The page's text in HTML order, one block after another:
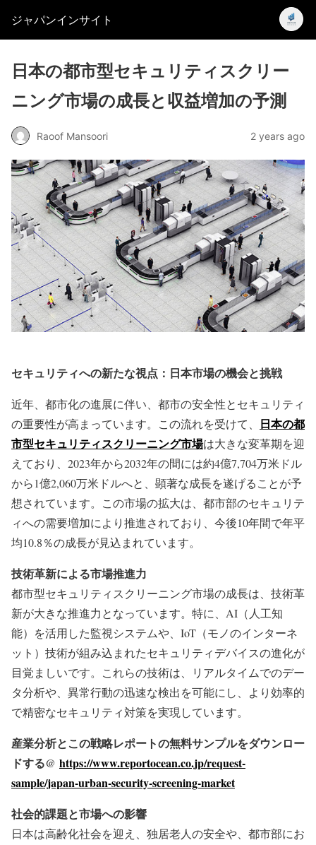
ジャパンインサイト
日本の都市型セキュリティスクリー
ニング市場の成長と収益増加の予測
Raoof Mansoori 2 years ago
セキュリティへの新たな視点：日本市場の機会と挑戦
近年、都市化の進展に伴い、都市の安全性とセキュリティ
の重要性が高まっています。この流れを受けて、 日本の都
市型セキュリティスクリーニング市場は大きな変革期を迎
えており、2023年から2032年の間には約4億7,704万米ドル
から1億2,060万米ドルへと、顕著な成長を遂げることが予
想されています。この市場の拡大は、都市部のセキュリテ
ィへの需要増加により推進されており、今後10年間で年平
均10.8％の成長が見込まれています。
技術革新による市場推進力
都市型セキュリティスクリーニング市場の成長は、技術革
新が大きな推進力となっています。特に、AI（人工知
能）を活用した監視システムや、IoT（モノのインターネ
ット）技術が組み込まれたセキュリティデバイスの進化が
目覚ましいです。これらの技術は、リアルタイムでのデー
タ分析や、異常行動の迅速な検出を可能にし、より効率的
で精密なセキュリティ対策を実現しています。
産業分析とこの戦略レポートの無料サンプルをダウンロー
ドする@ https://www.reportocean.co.jp/request-
sample/japan-urban-security-screening-market
社会的課題と市場への影響
日本は高齢化社会を迎え、独居老人の安全や、都市部にお